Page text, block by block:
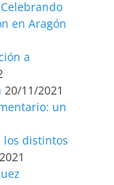
en Aragón
a
20/11/2021
un
los distintos